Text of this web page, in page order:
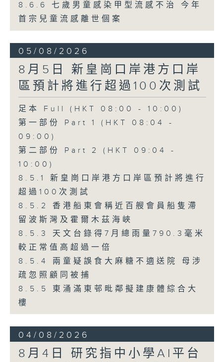
8.6.6 七歲男童感染甲型流感不治 今年
首宗兒童流感離世個案
05/08/2026
8月5日 新皇崗口岸港方口岸
區預計將進行超過100次測試
足本 Full (HKT 08:00 - 10:00)
第一部份 Part 1 (HKT 08:04 -
09:00)
第二部份 Part 2 (HKT 09:04 -
10:00)
8.5.1 新皇崗口岸港方口岸區預計將進行
超過100次測試
8.5.2 香港船東會稱近百艘會員船隻滯
留波斯灣及霍爾木茲海峽
8.5.3 天文台錄得7月總雨量790.3毫米
較正常值高超過一倍
8.5.4 兩童疑誤食大麻糖不適送院 母涉
疏忽照顧同被捕
8.5.5 東涌滿東邨毗鄰擬建康體綜合大
樓
04/08/2026
8月4日 研究指中小學AI平台